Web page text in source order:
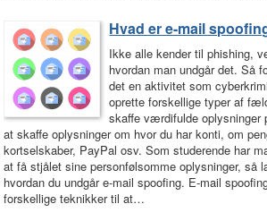
Hvad er e-mail
Ikke alle kender til phishing,
hvordan man undgår det. Så
det en aktivitet som
oprette forskellige typer af
skaffe værdifulde oplysninger
at skaffe oplysninger om hvor du har konti, om
kortselskaber, PayPal osv. Som studerende har
at få stjålet sine personfølsomme oplysninger,
hvordan du undgår e-mail spoofing. E-mail
forskellige teknikker til at…